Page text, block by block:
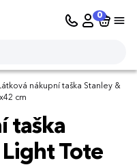
0
nákupní taška Stanley &
cm
taška
Tote